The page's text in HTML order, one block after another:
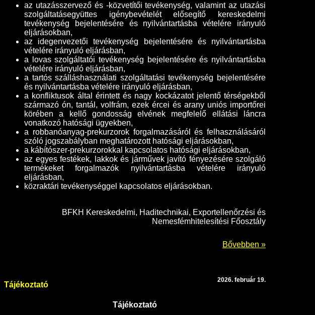
az utazásszervező és -közvetítői tevékenység, valamint az utazási
szolgáltatásegyüttes igénybevételét elősegítő kereskedelmi
tevékenység bejelentésére és nyilvántartásba vételére irányuló
eljárásokban,
az idegenvezetői tevékenység bejelentésére és nyilvántartásba
vételére irányuló eljárásban,
a lovas szolgáltatói tevékenység bejelentésére és nyilvántartásba
vételére irányuló eljárásban,
a tartós szálláshasználati szolgáltatási tevékenység bejelentésére
és nyilvántartásba vételére irányuló eljárásban,
a konfliktusok által érintett és nagy kockázatot jelentő térségekből
származó ón, tantál, volfrám, ezek ércei és arany uniós importőrei
körében a kellő gondosság elvének megfelelő ellátási láncra
vonatkozó hatósági ügyekben,
a robbanóanyag-prekurzorok forgalmazásáról és felhasználásáról
szóló jogszabályban meghatározott hatósági eljárásokban,
a kábítószer-prekurzorokkal kapcsolatos hatósági eljárásokban,
az egyes festékek, lakkok és járművek javító fényezésére szolgáló
termékeket forgalmazók nyilvántartásba vételére irányuló
eljárásban,
közraktári tevékenységgel kapcsolatos eljárásokban.
BFKH Kereskedelmi, Haditechnikai, Exportellenőrzési és
Nemesfémhitelesítési Főosztály
Bővebben »
2026. február 19.
Tájékoztató
Tájékoztató